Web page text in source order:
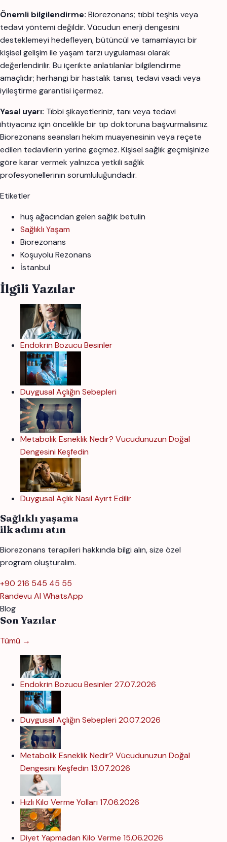
Önemli bilgilendirme: Biorezonans; tıbbi teşhis veya
tedavi yöntemi değildir. Vücudun enerji dengesini
desteklemeyi hedefleyen, bütüncül ve tamamlayıcı bir
kişisel gelişim ile yaşam tarzı uygulaması olarak
değerlendirilir. Bu içerikte anlatılanlar bilgilendirme
amaçlıdır; herhangi bir hastalık tanısı, tedavi vaadi veya
iyileştirme garantisi içermez.
Yasal uyarı: Tıbbi şikayetleriniz, tanı veya tedavi
ihtiyacınız için öncelikle bir tıp doktoruna başvurmalısınız.
Biorezonans seansları hekim muayenesinin veya reçete
edilen tedavilerin yerine geçmez. Kişisel sağlık geçmişinize
göre karar vermek yalnızca yetkili sağlık
profesyonellerinin sorumluluğundadır.
Etiketler
huş ağacından gelen sağlık betulin
Sağlıklı Yaşam
Biorezonans
Koşuyolu Rezonans
İstanbul
İlgili Yazılar
Endokrin Bozucu Besinler
Duygusal Açlığın Sebepleri
Metabolik Esneklik Nedir? Vücudunuzun Doğal
Dengesini Keşfedin
Duygusal Açlık Nasıl Ayırt Edilir
Sağlıklı yaşama
ilk adımı atın
Biorezonans terapileri hakkında bilgi alın, size özel
program oluşturalım.
+90 216 545 45 55
Randevu Al WhatsApp
Blog
Son Yazılar
Tümü →
Endokrin Bozucu Besinler27.07.2026
Duygusal Açlığın Sebepleri 20.07.2026
Metabolik Esneklik Nedir? Vücudunuzun Doğal
Dengesini Keşfedin 13.07.2026
Hızlı Kilo Verme Yolları 17.06.2026
Diyet Yapmadan Kilo Verme 15.06.2026